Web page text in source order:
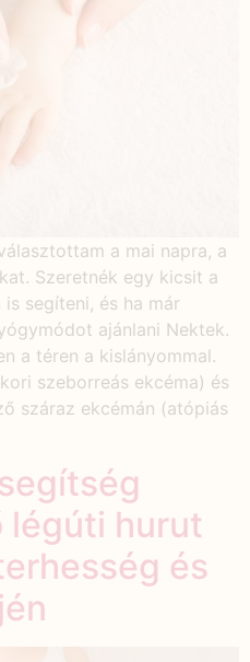
a mai napra, a
Szeretnék egy kicsit a
segíteni, és ha már
ajánlani Nektek.
a téren a kislányommal.
szeborreás ekcéma) és
száraz ekcémán (atópiás
légúti hurut
és